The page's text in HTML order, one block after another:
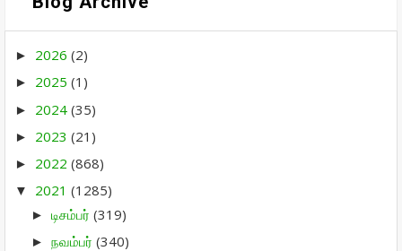
► 2026 (2)
► 2025 (1)
► 2024 (35)
► 2023 (21)
► 2022 (868)
▼ 2021 (1285)
► டிசம்பர் (319)
► நவம்பர் (340)